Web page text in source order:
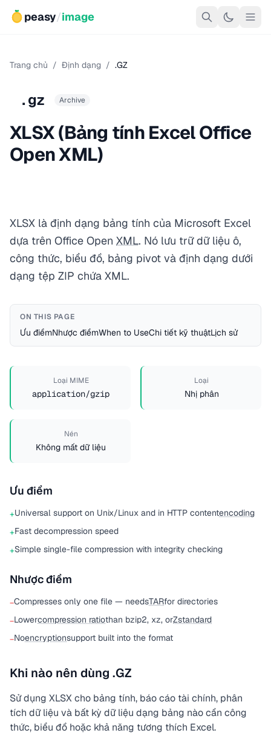
peasy/image
Trang chủ / Định dạng / .GZ
.gz Archive
XLSX (Bảng tính Excel Office
Open XML)
XLSX là định dạng bảng tính của Microsoft Excel
dựa trên Office Open XML. Nó lưu trữ dữ liệu ô,
công thức, biểu đồ, bảng pivot và định dạng dưới
dạng tệp ZIP chứa XML.
ON THIS PAGE
Ưu điểmNhược điểmWhen to UseChi tiết kỹ thuậtLịch sử
Loại MIME
application/gzip
Loại
Nhị phân
Nén
Không mất dữ liệu
Ưu điểm
+Universal support on Unix/Linux and in HTTP contentencoding
+Fast decompression speed
+Simple single-file compression with integrity checking
Nhược điểm
−Compresses only one file — needsTARfor directories
−Lowercompression ratiothan bzip2, xz, orZstandard
−Noencryptionsupport built into the format
Khi nào nên dùng .GZ
Sử dụng XLSX cho bảng tính, báo cáo tài chính, phân
tích dữ liệu và bất kỳ dữ liệu dạng bảng nào cần công
thức, biểu đồ hoặc khả năng tương thích Excel.